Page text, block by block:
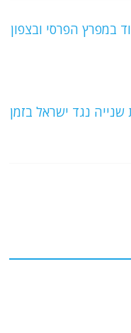
במפרץ הפרסי ובצפון
נגד ישראל בזמן